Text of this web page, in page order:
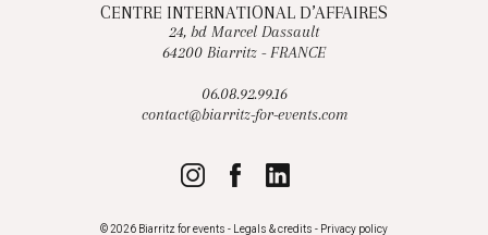
CENTRE INTERNATIONAL D’AFFAIRES
24, bd Marcel Dassault
64200 Biarritz - FRANCE
06.08.92.99.16
contact@biarritz-for-events.com
© 2026 Biarritz for events - Legals & credits - Privacy policy